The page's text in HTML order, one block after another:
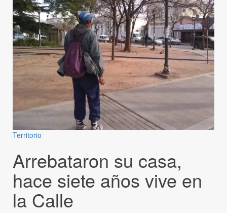
Territorio
Arrebataron su casa,
hace siete años vive en
la Calle